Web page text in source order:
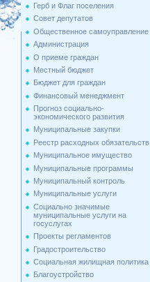
Герб и Флаг поселения
Совет депутатов
Общественное самоуправление
Администрация
О приеме граждан
Местный бюджет
Бюджет для граждан
Финансовый менеджмент
Прогноз социально-
экономического развития
Муниципальные закупки
Реестр расходных обязательств
Муниципальное имущество
Муниципальные программы
Муниципальный контроль
Муниципальные услуги
Социально значимые
муниципальные услуги на
госуслугах
Проекты регламентов
Градостроительство
Социальная жилищная политика
Благоустройство